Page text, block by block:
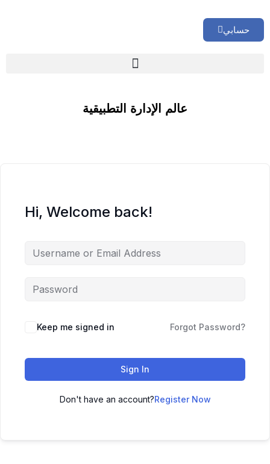
حسابي
عالم الإدارة التطبيقية
Hi, Welcome back!
Keep me signed in Forgot Password?
Sign In
Don't have an account?Register Now